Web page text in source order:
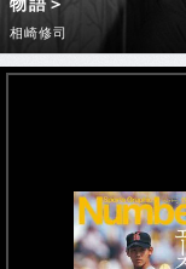
物語＞
相崎修司